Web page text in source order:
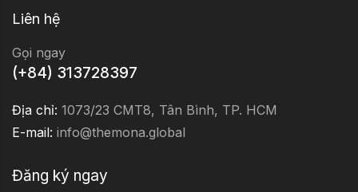
Liên hệ
Gọi ngay
(+84) 313728397
Địa chỉ: 1073/23 CMT8, Tân Bình, TP. HCM
E-mail: info@themona.global
Đăng ký ngay